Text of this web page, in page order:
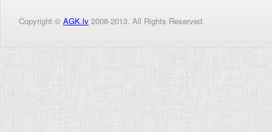
Copyright © AGK.lv 2008-2013. All Rights Reserved.